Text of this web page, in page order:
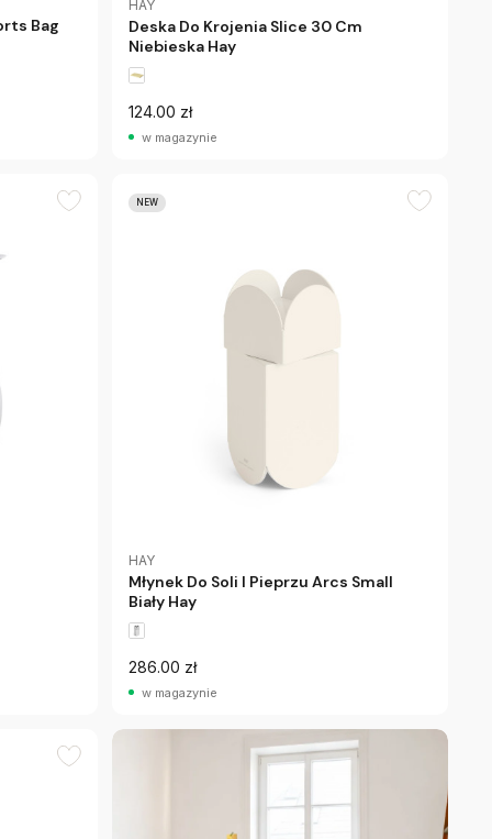
Bag
HAY
Deska Do Krojenia Slice 30 Cm
Niebieska Hay
124.00 zł
w magazynie
NEW
HAY
Młynek Do Soli I Pieprzu Arcs Small
Biały Hay
286.00 zł
w magazynie